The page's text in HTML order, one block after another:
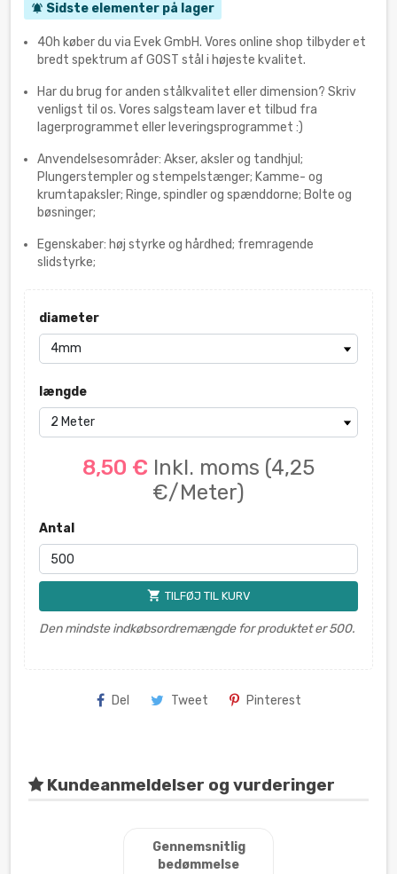
notifications_active Sidste elementer på lager
40h køber du via Evek GmbH. Vores online shop tilbyder et
bredt spektrum af GOST stål i højeste kvalitet.
Har du brug for anden stålkvalitet eller dimension? Skriv
venligst til os. Vores salgsteam laver et tilbud fra
lagerprogrammet eller leveringsprogrammet :)
Anvendelsesområder: Akser, aksler og tandhjul;
Plungerstempler og stempelstænger; Kamme- og
krumtapaksler; Ringe, spindler og spænddorne; Bolte og
bøsninger;
Egenskaber: høj styrke og hårdhed; fremragende
slidstyrke;
diameter
længde
8,50 € Inkl. moms (4,25
€/Meter)
Antal
shopping_cart TILFØJ TIL KURV
Den mindste indkøbsordremængde for produktet er 500.
Del Tweet Pinterest
Kundeanmeldelser og vurderinger
Gennemsnitlig
bedømmelse